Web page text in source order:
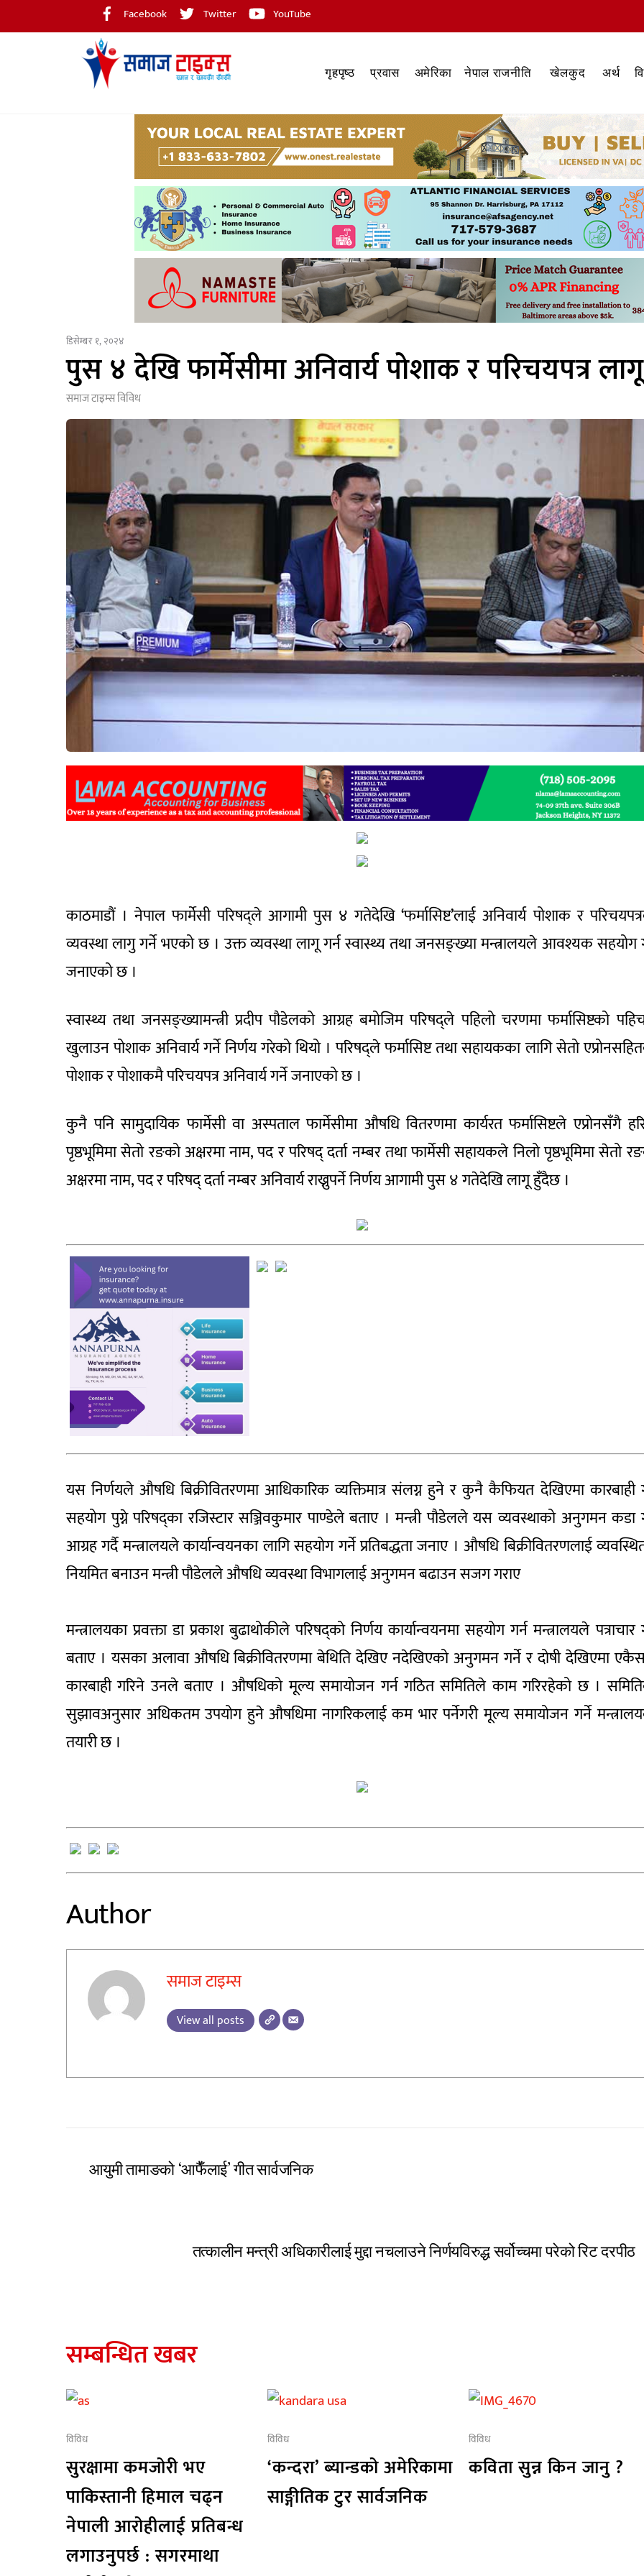
to
Facebook Twitter YouTube
गृहपृष्ठ प्रवास अमेरिका नेपाल राजनीति खेलकुद अर्थ
डिसेम्बर १, २०२४
पुस ४ देखि फार्मेसीमा अनिवार्य पोशाक र परिचयपत्र लागू
समाज टाइम्सविविध
काठमाडौं । नेपाल फार्मेसी परिषद्ले आगामी पुस ४ गतेदेखि ‘फर्मासिष्ट’लाई अनिवार्य पोशाक र
व्यवस्था लागु गर्ने भएको छ । उक्त व्यवस्था लागू गर्न स्वास्थ्य तथा जनसङ्ख्या मन्त्रालयले आवश्यक सहयोग
जनाएको छ ।
स्वास्थ्य तथा जनसङ्ख्यामन्त्री प्रदीप पौडेलको आग्रह बमोजिम परिषद्ले पहिलो चरणमा फर्मासिष्टको
खुलाउन पोशाक अनिवार्य गर्ने निर्णय गरेको थियो । परिषद्ले फर्मासिष्ट तथा सहायकका लागि सेतो
पोशाक र पोशाकमै परिचयपत्र अनिवार्य गर्ने जनाएको छ ।
कुनै पनि सामुदायिक फार्मेसी वा अस्पताल फार्मेसीमा औषधि वितरणमा कार्यरत फर्मासिष्टले एप्रोनसँगै
पृष्ठभूमिमा सेतो रङको अक्षरमा नाम, पद र परिषद् दर्ता नम्बर तथा फार्मेसी सहायकले निलो पृष्ठभूमिमा सेतो
अक्षरमा नाम, पद र परिषद् दर्ता नम्बर अनिवार्य राख्नुपर्ने निर्णय आगामी पुस ४ गतेदेखि लागू हुँदैछ ।
यस निर्णयले औषधि बिक्रीवितरणमा आधिकारिक व्यक्तिमात्र संलग्न हुने र कुनै कैफियत देखिएमा कारबाही
सहयोग पुग्ने परिषद्का रजिस्टार सञ्जिवकुमार पाण्डेले बताए । मन्त्री पौडेलले यस व्यवस्थाको अनुगमन कडा
आग्रह गर्दै मन्त्रालयले कार्यान्वयनका लागि सहयोग गर्ने प्रतिबद्धता जनाए । औषधि बिक्रीवितरणलाई
नियमित बनाउन मन्त्री पौडेलले औषधि व्यवस्था विभागलाई अनुगमन बढाउन सजग गराए
मन्त्रालयका प्रवक्ता डा प्रकाश बुढाथोकीले परिषद्को निर्णय कार्यान्वयनमा सहयोग गर्न मन्त्रालयले पत्राचार
बताए । यसका अलावा औषधि बिक्रीवितरणमा बेथिति देखिए नदेखिएको अनुगमन गर्ने र दोषी देखिएमा
कारबाही गरिने उनले बताए । औषधिको मूल्य समायोजन गर्न गठित समितिले काम गरिरहेको छ ।
सुझावअनुसार अधिकतम उपयोग हुने औषधिमा नागरिकलाई कम भार पर्नेगरी मूल्य समायोजन गर्ने
तयारी छ ।
Author
समाज टाइम्स
View all posts
आयुमी तामाङको ‘आफैँलाई’ गीत सार्वजनिक
तत्कालीन मन्त्री अधिकारीलाई मुद्दा नचलाउने निर्णयविरुद्ध सर्वोच्चमा परेको रिट दरपीठ
सम्बन्धित खबर
विविध
सुरक्षामा कमजोरी भए
पाकिस्तानी हिमाल चढ्न
नेपाली आरोहीलाई प्रतिबन्ध
लगाउनुपर्छ : सगरमाथा
विविध
‘कन्दरा’ ब्यान्डको अमेरिकामा
साङ्गीतिक टुर सार्वजनिक
विविध
कविता सुन्न किन जानु ?